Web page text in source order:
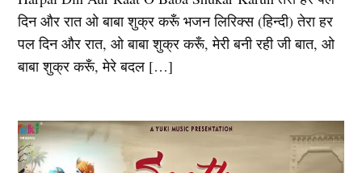
दिन और रात ओ बाबा शुक्र करूँ भजन लिरिक्स (हिन्दी) तेरा हर
पल दिन और रात, ओ बाबा शुक्र करूँ, मेरी बनी रही जी बात, ओ
बाबा शुक्र करूँ, मेरे बदल […]